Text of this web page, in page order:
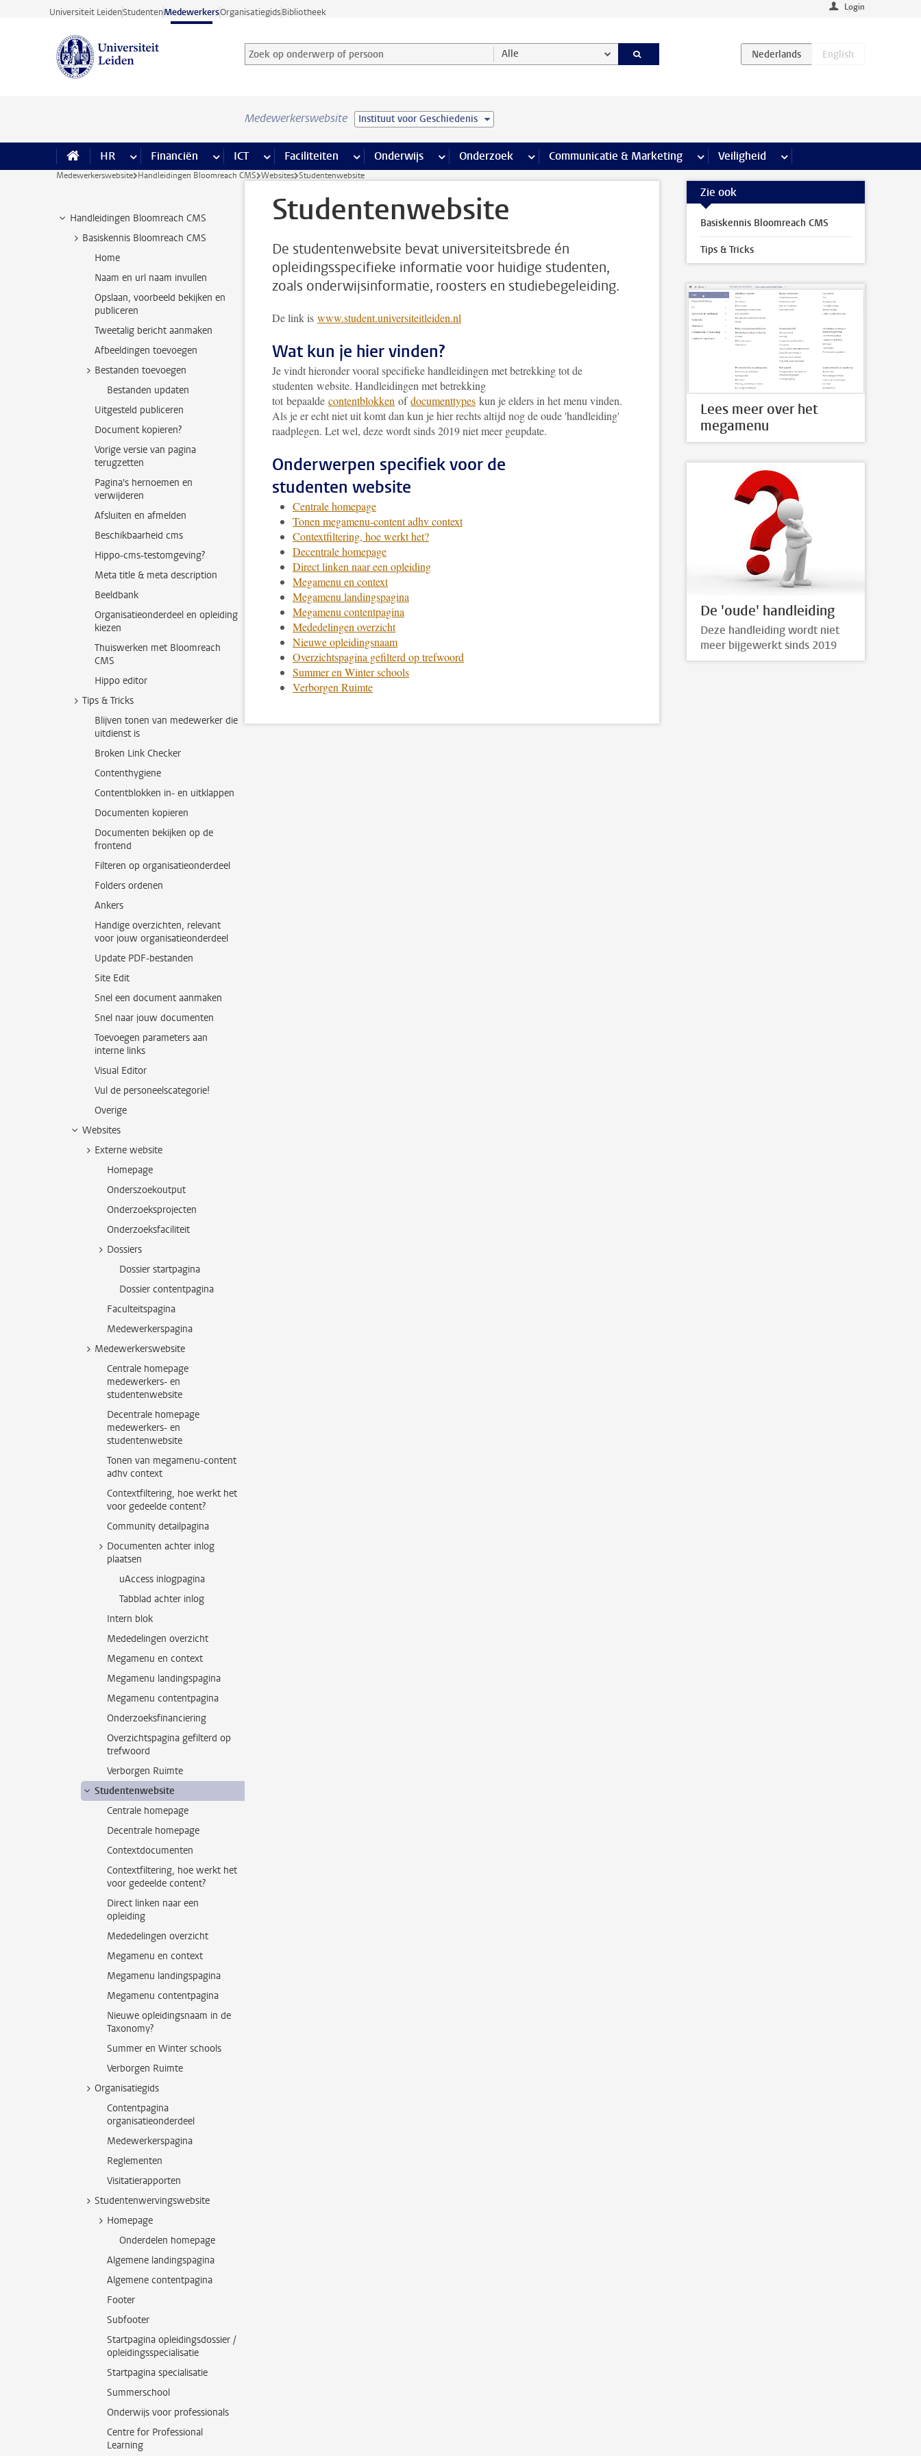
Ga direct naar de inhoud
Universiteit LeidenStudentenMedewerkersOrganisatiegidsBibliotheek Login
Zoek op onderwerp of persoon en selecteer categorie
Zoekterm Alle
Medewerkerswebsite Instituut voor Geschiedenis
HR meer HR pagina’s
Financiën meer Financiën pagina’s
ICT meer ICT pagina’s
Faciliteiten meer Faciliteiten pagina’s
Onderwijs meer Onderwijs pagina’s
Onderzoek meer Onderzoek pagina’s
Communicatie & Marketing meer Communicatie & Marketing pagina’s
Veiligheid meer Veiligheid pagina’s
Medewerkerswebsite Handleidingen Bloomreach CMS Websites Studentenwebsite
Handleidingen Bloomreach CMS
Basiskennis Bloomreach CMS
Home
Naam en url naam invullen
Opslaan, voorbeeld bekijken en
publiceren
Tweetalig bericht aanmaken
Afbeeldingen toevoegen
Bestanden toevoegen
Bestanden updaten
Uitgesteld publiceren
Document kopieren?
Vorige versie van pagina
terugzetten
Pagina's hernoemen en
verwijderen
Afsluiten en afmelden
Beschikbaarheid cms
Hippo-cms-testomgeving?
Meta title & meta description
Beeldbank
Organisatieonderdeel en opleiding
kiezen
Thuiswerken met Bloomreach
CMS
Hippo editor
Tips & Tricks
Blijven tonen van medewerker die
uitdienst is
Broken Link Checker
Contenthygiene
Contentblokken in- en uitklappen
Documenten kopieren
Documenten bekijken op de
frontend
Filteren op organisatieonderdeel
Folders ordenen
Ankers
Handige overzichten, relevant
voor jouw organisatieonderdeel
Update PDF-bestanden
Site Edit
Snel een document aanmaken
Snel naar jouw documenten
Toevoegen parameters aan
interne links
Visual Editor
Vul de personeelscategorie!
Overige
Websites
Externe website
Homepage
Onderszoekoutput
Onderzoeksprojecten
Onderzoeksfaciliteit
Dossiers
Dossier startpagina
Dossier contentpagina
Faculteitspagina
Medewerkerspagina
Medewerkerswebsite
Centrale homepage
medewerkers- en
studentenwebsite
Decentrale homepage
medewerkers- en
studentenwebsite
Tonen van megamenu-content
adhv context
Contextfiltering, hoe werkt het
voor gedeelde content?
Community detailpagina
Documenten achter inlog
plaatsen
uAccess inlogpagina
Tabblad achter inlog
Intern blok
Mededelingen overzicht
Megamenu en context
Megamenu landingspagina
Megamenu contentpagina
Onderzoeksfinanciering
Overzichtspagina gefilterd op
trefwoord
Verborgen Ruimte
Studentenwebsite
Centrale homepage
Decentrale homepage
Contextdocumenten
Contextfiltering, hoe werkt het
voor gedeelde content?
Direct linken naar een
opleiding
Mededelingen overzicht
Megamenu en context
Megamenu landingspagina
Megamenu contentpagina
Nieuwe opleidingsnaam in de
Taxonomy?
Summer en Winter schools
Verborgen Ruimte
Organisatiegids
Contentpagina
organisatieonderdeel
Medewerkerspagina
Reglementen
Visitatierapporten
Studentenwervingswebsite
Homepage
Onderdelen homepage
Algemene landingspagina
Algemene contentpagina
Footer
Subfooter
Startpagina opleidingsdossier /
opleidingsspecialisatie
Startpagina specialisatie
Summerschool
Onderwijs voor professionals
Centre for Professional
Learning
Studentenwebsite
De studentenwebsite bevat universiteitsbrede én
opleidingsspecifieke informatie voor huidige studenten,
zoals onderwijsinformatie, roosters en studiebegeleiding.
De link is www.student.universiteitleiden.nl
Wat kun je hier vinden?
Je vindt hieronder vooral specifieke handleidingen met betrekking tot de
studenten website. Handleidingen met betrekking
tot bepaalde contentblokken ofdocumenttypes kun je elders in het menu vinden.
Als je er echt niet uit komt dan kun je hier rechts altijd nog de oude 'handleiding'
raadplegen. Let wel, deze wordt sinds 2019 niet meer geupdate.
Onderwerpen specifiek voor de
studenten website
Centrale homepage
Tonen megamenu-content adhv context
Contextfiltering, hoe werkt het?
Decentrale homepage
Direct linken naar een opleiding
Megamenu en context
Megamenu landingspagina
Megamenu contentpagina
Mededelingen overzicht
Nieuwe opleidingsnaam
Overzichtspagina gefilterd op trefwoord
Summer en Winter schools
Verborgen Ruimte
Zie ook
Basiskennis Bloomreach CMS
Tips & Tricks
Lees meer over het
megamenu
De 'oude' handleiding
Deze handleiding wordt niet
meer bijgewerkt sinds 2019